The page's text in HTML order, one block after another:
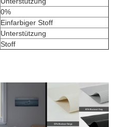
0%
Einfarbiger Stoff
Unterstützung
Stoff